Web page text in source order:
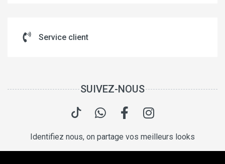
Service client
SUIVEZ-NOUS
Identifiez nous, on partage vos meilleurs looks